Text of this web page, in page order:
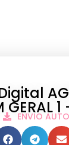
GERAL
ENVIO